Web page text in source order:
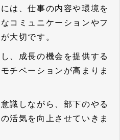
は、仕事の内容や環境を
コミュニケーションやフ
大切です。
、成長の機会を提供する
チベーションが高まりま
識しながら、部下のやる
活気を向上させていきま